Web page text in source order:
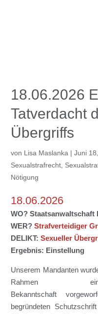
18.06.2026
Tatverdacht
Übergriffs
von Lisa Maslanka |Juni
Sexualstrafrecht
Nötigung
18.06.2026
WO? Staatsanwaltschaft
WER?Strafverteidiger
DELIKT:Sexueller
Ergebnis: Einstellung
Unserem Mandanten
Rahmen
Bekanntschaft
begründeten